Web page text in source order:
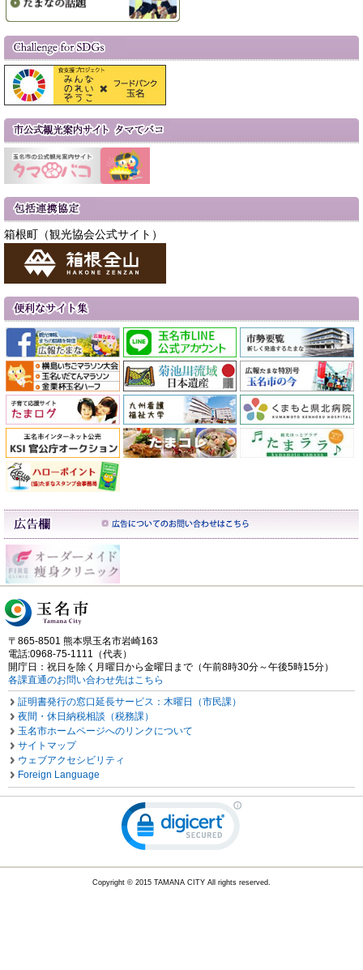
箱根町（観光協会公式サイト）
〒865-8501 熊本県玉名市岩崎163
電話:0968-75-1111（代表）
開庁日：祝日を除く月曜日から金曜日まで（午前8時30分～午後5時15分）
各課直通のお問い合わせ先はこちら
証明書発行の窓口延長サービス：木曜日（市民課）
夜間・休日納税相談（税務課）
玉名市ホームページへのリンクについて
サイトマップ
ウェブアクセシビリティ
Foreign Language
Copyright © 2015 TAMANA CITY All rights reserved.